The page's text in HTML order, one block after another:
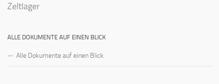
Zeltlager
ALLE DOKUMENTE AUF EINEN BLICK
Alle Dokumente auf einen Blick